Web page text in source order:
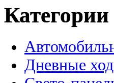
Категории
Дневные